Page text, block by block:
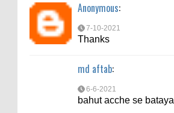
Anonymous:
7-10-2021
Thanks
md aftab:
6-6-2021
bahut acche se bataya